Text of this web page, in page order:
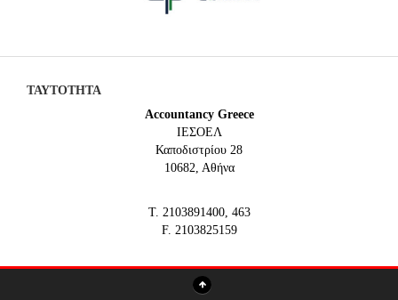
ΤΑΥΤΟΤΗΤΑ
Accountancy Greece
IEΣΟΕΛ
Καποδιστρίου 28
10682, Αθήνα
Τ. 2103891400, 463
F. 2103825159
www.soel.gr, info@soel.gr, iesoel@soel.gr